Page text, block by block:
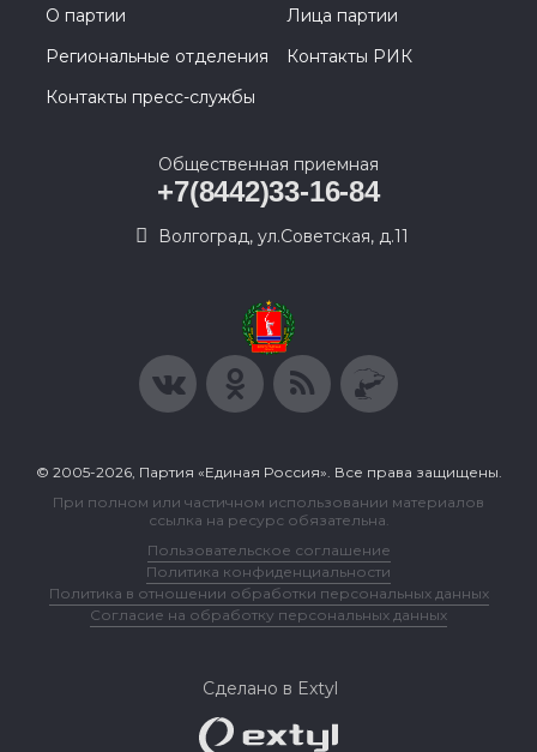
О партии
Лица партии
Региональные отделения
Контакты РИК
Контакты пресс-службы
Общественная приемная
+7(8442)33-16-84
Волгоград, ул.Советская, д.11
© 2005-2026, Партия «Единая Россия». Все права защищены.
При полном или частичном использовании материалов
ссылка на ресурс обязательна.
Пользовательское соглашение
Политика конфиденциальности
Политика в отношении обработки персональных данных
Согласие на обработку персональных данных
Сделано в Extyl